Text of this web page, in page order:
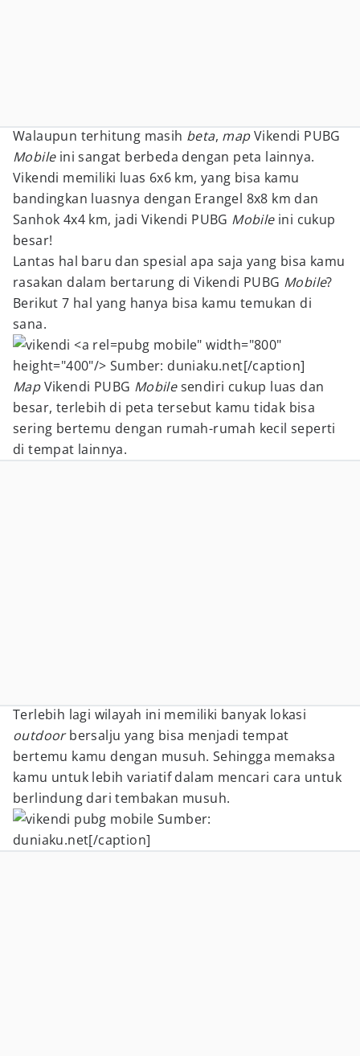
Walaupun terhitung masih beta, mapVikendi PUBG
Mobileini sangat berbeda dengan peta lainnya.
Vikendi memiliki luas 6x6 km, yang bisa kamu
bandingkan luasnya dengan Erangel 8x8 km dan
Sanhok 4x4 km, jadi Vikendi PUBG Mobileini cukup
besar!
Lantas hal baru dan spesial apa saja yang bisa kamu
rasakan dalam bertarung di Vikendi PUBG Mobile?
Berikut 7 hal yang hanya bisa kamu temukan di
sana.
pubg mobile" width="800"
height="400"/> Sumber: duniaku.net[/caption]
MapVikendi PUBG Mobilesendiri cukup luas dan
besar, terlebih di peta tersebut kamu tidak bisa
sering bertemu dengan rumah-rumah kecil seperti
di tempat lainnya.
Terlebih lagi wilayah ini memiliki banyak lokasi
outdoorbersalju yang bisa menjadi tempat
bertemu kamu dengan musuh. Sehingga memaksa
kamu untuk lebih variatif dalam mencari cara untuk
berlindung dari tembakan musuh.
Sumber:
duniaku.net[/caption]